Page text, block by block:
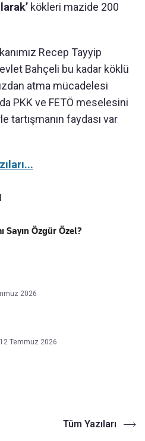
kökleri mazide 200
Recep Tayyip
Bahçeli bu kadar köklü
atma mücadelesi
PKK ve FETÖ meselesini
tartışmanın faydası var
Özgür Özel?
2026
12 Temmuz 2026
Tüm Yazıları